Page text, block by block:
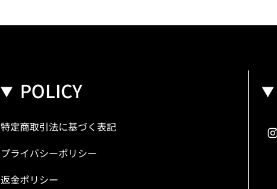
POLICY
特定商取引法に基づく表記
プライバシーポリシー
返金ポリシー